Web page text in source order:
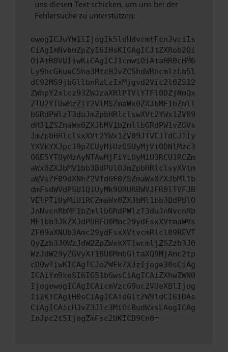
uns diesen Text schicken, um uns bei der
Fehlersuche zu unterstützen:
ewogICJuYW1lIjogIk5ldHdvcmtFcnJvciIs
CiAgImNvbmZpZyI6IHsKICAgICJtZXRob2Qi
OiAiR0VUIiwKICAgICJ1cmwiOiAiaHR0cHM6
Ly9hcGkueC5ha3MtcHJvZC5hdWRhcmlzLm5l
dC92MS9jbGllbnRzLzIxMjgvd2Vic2l0ZS12
ZWhpY2xlcz93ZWJzaXRlPTVlYTFlODZjNmQx
ZTU2YTUwMzZiY2VlMSZmaWx0ZXJbMF1bZmll
bGRdPWlzT3duJmZpbHRlclswXVt2YWx1ZV09
dHJ1ZSZmaWx0ZXJbMV1bZmllbGRdPW1vZGVs
JmZpbHRlclsxXVt2YWx1ZV09JTVCJTdCJTIy
YXVkYXJpc19pZCUyMiUzQSUyMjViODNlMzc3
OGE5YTUyMzAyNTAwMjFiYiUyMiU3RCU1RCZm
aWx0ZXJbMV1bb3BdPUlOJmZpbHRlclsyXVtm
aWVsZF09dXNhZ2VTdGF0ZSZmaWx0ZXJbMl1b
dmFsdWVdPSU1QiUyMk9ORURBWVJFR0lTVFJB
VElPTiUyMiU1RCZmaWx0ZXJbMl1bb3BdPUlO
JnNvcnRbMF1bZmllbGRdPWlzT3duJnNvcnRb
MF1bb3JkZXJdPURFU0Mmc29ydFsxXVtmaWVs
ZF09aXNUb3Amc29ydFsxXVtvcmRlcl09REVT
QyZzb3J0WzJdW2ZpZWxkXT1wcmljZSZzb3J0
WzJdW29yZGVyXT1BU0MmbGltaXQ9MjAmc2tp
cD0wIiwKICAgICJoZWFkZXJzIjoge30sCiAg
ICAiYm9keSI6IG51bGwsCiAgICAiZXhwZWN0
IjogewogICAgICAicmVzcG9uc2VUeXBlIjog
IiIKICAgIH0sCiAgICAidGltZW91dCI6IDAs
CiAgICAicHJvZ3Jlc3MiOiBudWxsLAogICAg
InJpc2t5IjogZmFsc2UKICB9Cn0=